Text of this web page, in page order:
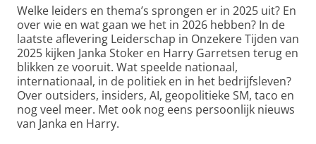
Welke leiders en thema’s sprongen er in 2025 uit? En
over wie en wat gaan we het in 2026 hebben? In de
laatste aflevering Leiderschap in Onzekere Tijden van
2025 kijken Janka Stoker en Harry Garretsen terug en
blikken ze vooruit. Wat speelde nationaal,
internationaal, in de politiek en in het bedrijfsleven?
Over outsiders, insiders, AI, geopolitieke SM, taco en
nog veel meer. Met ook nog eens persoonlijk nieuws
van Janka en Harry.